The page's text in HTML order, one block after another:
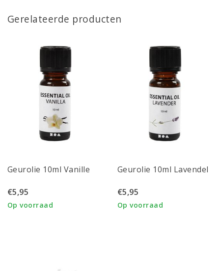
Gerelateerde producten
Geurolie 10ml Vanille
€5,95
Op voorraad
Geurolie 10ml Lavendel
€5,95
Op voorraad